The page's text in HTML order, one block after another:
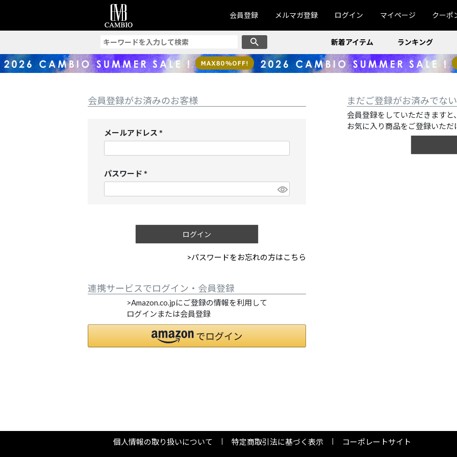
会員登録 メルマガ登録 ログイン マイページ クーポ
新着アイテム ランキング
会員登録がお済みのお客様
メールアドレス
必
パスワード
必
ログイン
>パスワードをお忘れの方はこちら
連携サービスでログイン・会員登録
>Amazon.co.jpにご登録の情報を利用して
ログインまたは会員登録
まだご登録がお済みでな
会員登録をしていただきますと
お気に入り商品をご登録いただ
個人情報の取り扱いについて 特定商取引法に基づく表示 コーポレートサイト